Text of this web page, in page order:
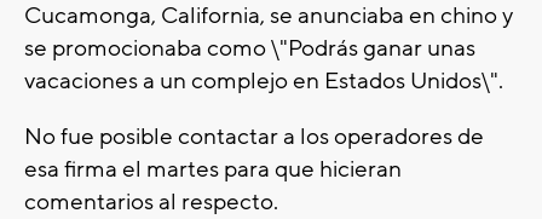
Cucamonga, California, se anunciaba en chino y
se promocionaba como \"Podrás ganar unas
vacaciones a un complejo en Estados Unidos\".
No fue posible contactar a los operadores de
esa firma el martes para que hicieran
comentarios al respecto.